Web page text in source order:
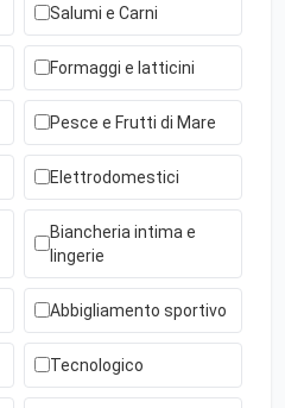
Salumi e Carni
Formaggi e latticini
Pesce e Frutti di Mare
Elettrodomestici
Biancheria intima e
lingerie
Abbigliamento sportivo
Tecnologico